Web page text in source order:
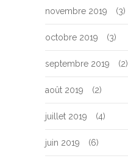
novembre 2019 (3)
octobre 2019 (3)
septembre 2019 (2)
août 2019 (2)
juillet 2019 (4)
juin 2019 (6)